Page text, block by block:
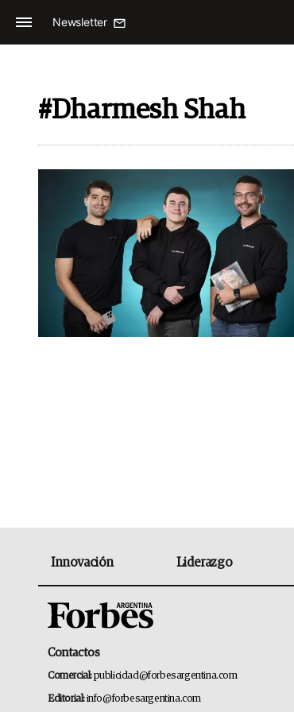
Newsletter
#Dharmesh Shah
Innovación Liderazgo
Contactos
Comercial:publicidad@forbesargentina.com
Editorial:info@forbesargentina.com